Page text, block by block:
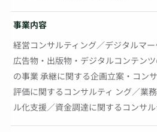
事業内容
経営コンサルティング／デジタルマ
広告物・出版物・デジタルコンテン
の事業 承継に関する企画立案・コン
評価に関するコンサルティ ング／業
ル化支援／資金調達に関するコンサ